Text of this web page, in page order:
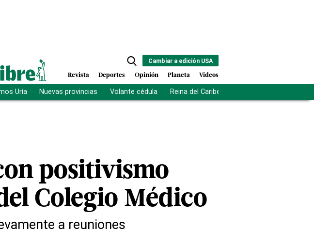
Cambiar a edición USA
Revista Deportes Opinión Planeta Videos
Uría Nuevas provincias Volante cédula Reina del Caribe
positivismo
Colegio Médico
a reuniones